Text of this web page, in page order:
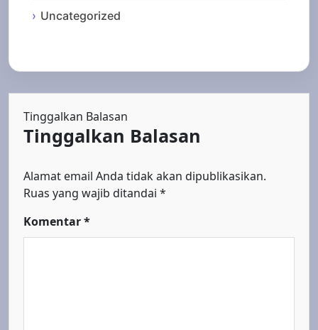
Uncategorized
Tinggalkan Balasan
Tinggalkan Balasan
Alamat email Anda tidak akan dipublikasikan.
Ruas yang wajib ditandai *
Komentar*